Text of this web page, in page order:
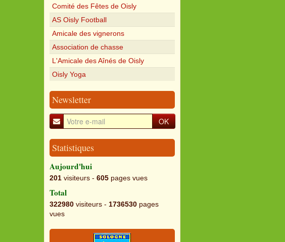
Comité des Fêtes de Oisly
AS Oisly Football
Amicale des vignerons
Association de chasse
L'Amicale des Aînés de Oisly
Oisly Yoga
Newsletter
OK
Statistiques
Aujourd'hui
201 visiteurs - 605 pages vues
Total
322980 visiteurs - 1736530 pages
vues